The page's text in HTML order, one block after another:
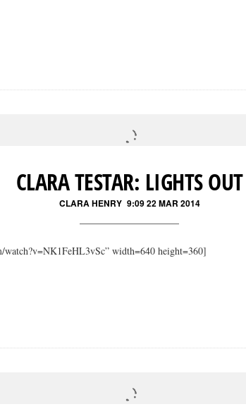
CLARA TESTAR: LIGHTS OUT
CLARA HENRY 9:09 22 MAR 2014
watch?v=NK1FeHL3vSc” width=640 height=360]